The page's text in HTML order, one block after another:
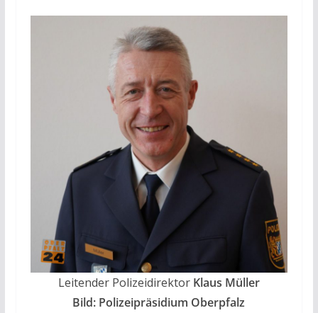
Leitender Polizeidirektor Klaus Müller
Bild: Polizeipräsidium Oberpfalz